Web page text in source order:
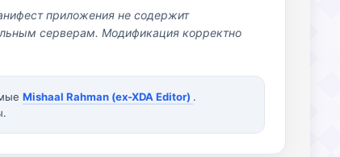
приложения не содержит
серверам. Модификация корректно
Mishaal Rahman (ex-XDA Editor) .